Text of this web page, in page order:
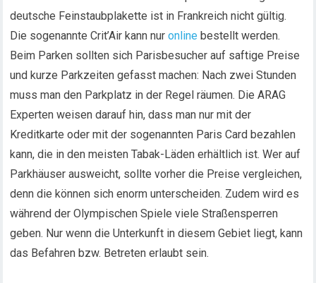
deutsche Feinstaubplakette ist in Frankreich nicht gültig.
Die sogenannte Crit’Air kann nuronline bestellt werden.
Beim Parken sollten sich Parisbesucher auf saftige Preise
und kurze Parkzeiten gefasst machen: Nach zwei Stunden
muss man den Parkplatz in der Regel räumen. Die ARAG
Experten weisen darauf hin, dass man nur mit der
Kreditkarte oder mit der sogenannten Paris Card bezahlen
kann, die in den meisten Tabak-Läden erhältlich ist. Wer auf
Parkhäuser ausweicht, sollte vorher die Preise vergleichen,
denn die können sich enorm unterscheiden. Zudem wird es
während der Olympischen Spiele viele Straßensperren
geben. Nur wenn die Unterkunft in diesem Gebiet liegt, kann
das Befahren bzw. Betreten erlaubt sein.